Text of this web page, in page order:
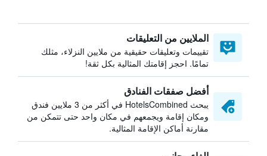
الملايين من التعليقات
تقييمات وتعليقات حقيقية من ملايين النزلاء، مثلك
تمامًا. احجز إقامتك المثالية بكل ثقة!
أفضل صفقات الفنادق
يبحث HotelsCombined في أكثر من 3 ملايين فندق
ومكان إقامة ويجمعهم في مكان واحد حتى تتمكن من
مقارنة أماكن الإقامة المثالية.